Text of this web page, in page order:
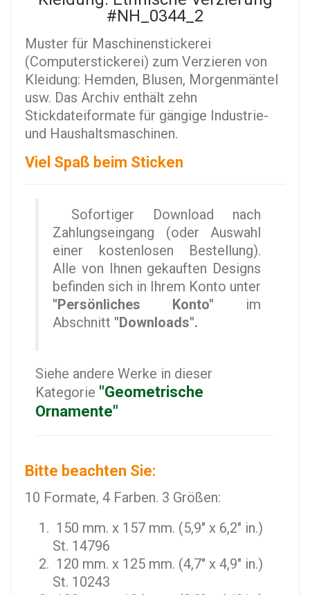
#NH_0344_2
Muster für Maschinenstickerei
(Computerstickerei) zum Verzieren von
Kleidung: Hemden, Blusen, Morgenmäntel
usw. Das Archiv enthält zehn
Stickdateiformate für gängige Industrie-
und Haushaltsmaschinen.
Viel Spaß beim Sticken
Sofortiger Download nach
Zahlungseingang (oder Auswahl
einer kostenlosen Bestellung).
Alle von Ihnen gekauften Designs
befinden sich in Ihrem Konto unter
"Persönliches Konto" im
Abschnitt "Downloads".
Siehe andere Werke in dieser
Kategorie "Geometrische
Ornamente"
Bitte beachten Sie:
10 Formate, 4 Farben. 3 Größen:
150 mm. x 157 mm. (5,9" x 6,2" in.)
St. 14796
120 mm. x 125 mm. (4,7" x 4,9" in.)
St. 10243